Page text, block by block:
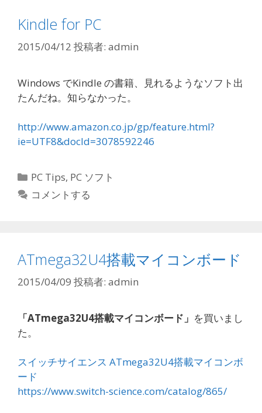
Kindle for PC
2015/04/12 投稿者: admin
Windows でKindle の書籍、見れるようなソフト出
たんだね。知らなかった。
http://www.amazon.co.jp/gp/feature.html?
ie=UTF8&docId=3078592246
カ
テ
PC Tips, PC ソフト
コメントする
ATmega32U4搭載マイコンボード
2015/04/09 投稿者: admin
「ATmega32U4搭載マイコンボード」 を買いまし
た。
スイッチサイエンス ATmega32U4搭載マイコンボ
ード
https://www.switch-science.com/catalog/865/